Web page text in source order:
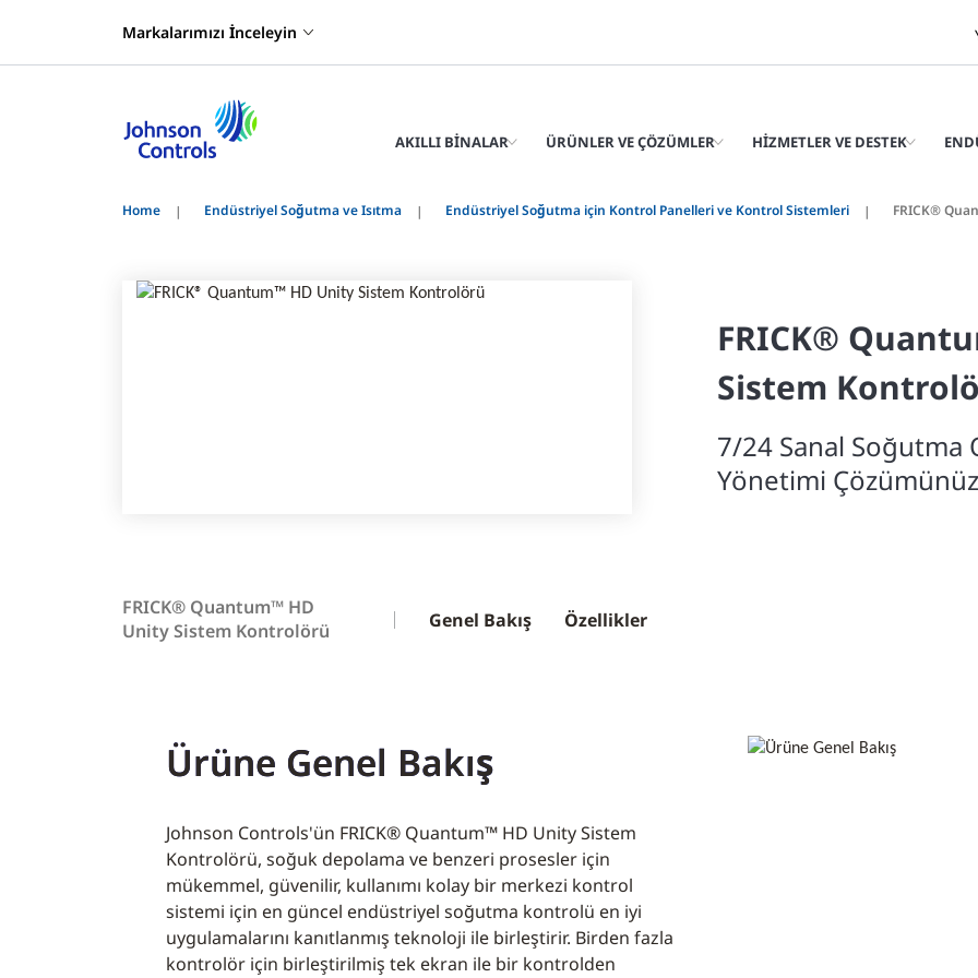
Markalarımızı İnceleyin
AKILLI BINALAR ÜRÜNLER VE ÇÖZÜMLER HIZMETLER VE DESTEK
Home Endüstriyel Soğutma ve Isıtma Endüstriyel Soğutma için Kontrol Panelleri ve Kontrol Sistemleri FRICK®
FRICK®
Sistem
7/24 Sanal
Yönetimi Çözümünüz
FRICK® Quantum™ HD
Unity Sistem Kontrolörü
Genel Bakış Özellikler
Ürüne Genel Bakış
Johnson Controls'ün FRICK® Quantum™ HD Unity Sistem
Kontrolörü, soğuk depolama ve benzeri prosesler için
mükemmel, güvenilir, kullanımı kolay bir merkezi kontrol
sistemi için en güncel endüstriyel soğutma kontrolü en iyi
uygulamalarını kanıtlanmış teknoloji ile birleştirir. Birden fazla
kontrolör için birleştirilmiş tek ekran ile bir kontrolden